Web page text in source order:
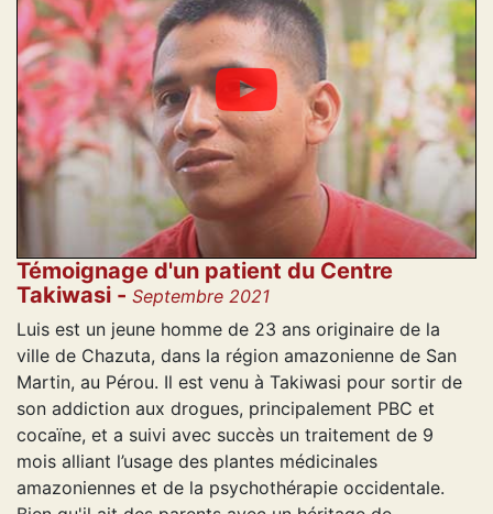
Témoignage d'un patient du Centre
Takiwasi - Septembre 2021
Luis est un jeune homme de 23 ans originaire de la
ville de Chazuta, dans la région amazonienne de San
Martin, au Pérou. Il est venu à Takiwasi pour sortir de
son addiction aux drogues, principalement PBC et
cocaïne, et a suivi avec succès un traitement de 9
mois alliant l’usage des plantes médicinales
amazoniennes et de la psychothérapie occidentale.